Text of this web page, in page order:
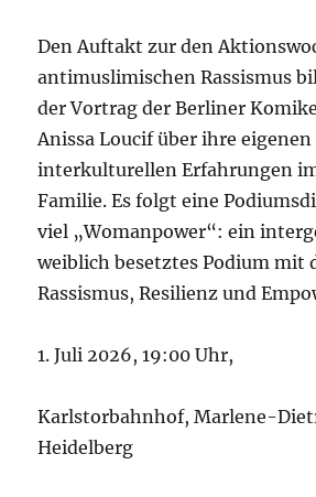
Den Auftakt zur den
antimuslimischen Rassismus
der Vortrag der Berliner
Anissa Loucif über ihre eigenen
interkulturellen Erfahrungen
Familie. Es folgt eine
viel „Womanpower“: ein
weiblich besetztes Podium mit
Rassismus, Resilienz und
1. Juli 2026, 19:00 Uhr,
Karlstorbahnhof, Marlene-
Heidelberg